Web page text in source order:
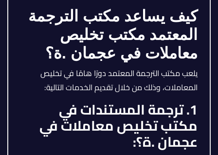
كيف يساعد مكتب الترجمة
المعتمد مكتب تخليص
معاملات في عجمان .ة؟
يلعب مكتب الترجمة المعتمد دورًا هامًا في تخليص
المعاملات، وذلك من خلال تقديم الخدمات التالية:
1. ترجمة المستندات في
مكتب تخليص معاملات في
عجمان .ة؟: